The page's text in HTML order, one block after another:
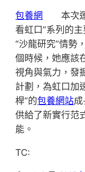
包養網
本次運
看虹口”系列的
“沙龍研究”情勢
個時候，她應該
視角與氣力，發
計劃，為虹口加
桿”的包養網站
供給了新實行范
能。
TC: